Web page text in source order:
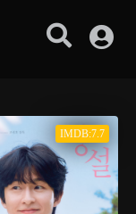
IMDB:7.7